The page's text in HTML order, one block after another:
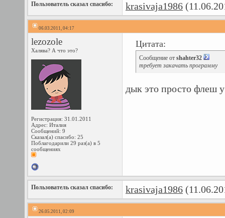
Пользователь сказал cпасибо: krasivaja1986
06.03.2011, 04:17
lezozole
Халява? А что это?
Регистрация: 31.01.2011
Адрес: Италия
Сообщений: 9
Сказал(а) спасибо: 25
Поблагодарили 29 раз(а) в 5
сообщениях
Цитата:
Сообщение от shahter32
требует закачать программу
дык это просто флеш у
Пользователь сказал cпасибо: krasivaja1986
26.05.2011, 02:09